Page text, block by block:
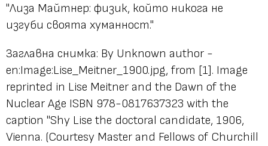
"Лиза Мaйтнер: физик, който никога не
изгуби своята хуманност."
Заглавна снимка: By Unknown author -
en:Image:Lise_Meitner_1900.jpg, from [1]. Image
reprinted in Lise Meitner and the Dawn of the
Nuclear Age ISBN 978-0817637323 with the
caption "Shy Lise the doctoral candidate, 1906,
Vienna. (Courtesy Master and Fellows of Churchill